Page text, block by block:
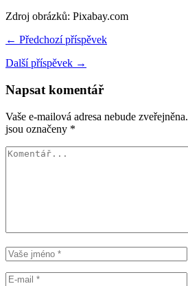
Zdroj obrázků: Pixabay.com
← Předchozí příspěvek
Další příspěvek →
Napsat komentář
Vaše e-mailová adresa nebude zveřejněna.
jsou označeny *